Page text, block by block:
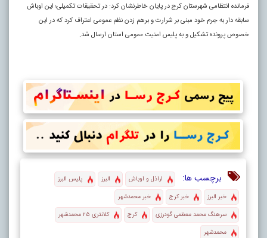
فرمانده انتظامی شهرستان کرج در پایان خاطرنشان کرد: در تحقیقات تکمیلی؛ این اوباش
سابقه دار به جرم خود مبنی بر شرارت و برهم زدن نظم عمومی اعتراف کرد که در این
خصوص پرونده تشکیل و به پلیس امنیت عمومی استان ارسال شد.
برچسب ها: اراذل و اوباش البرز
پلیس البرز
خبر البرز
خبر کرج
خبر محمدشهر
سرهنگ محمد معظمی گودرزی
کرج
کلانتری ۲۵ محمدشهر
محمدشهر